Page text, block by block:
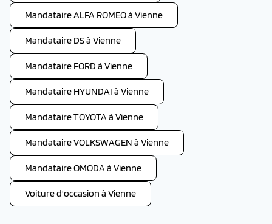
Mandataire ALFA ROMEO à Vienne
Mandataire DS à Vienne
Mandataire FORD à Vienne
Mandataire HYUNDAI à Vienne
Mandataire TOYOTA à Vienne
Mandataire VOLKSWAGEN à Vienne
Mandataire OMODA à Vienne
Voiture d'occasion à Vienne